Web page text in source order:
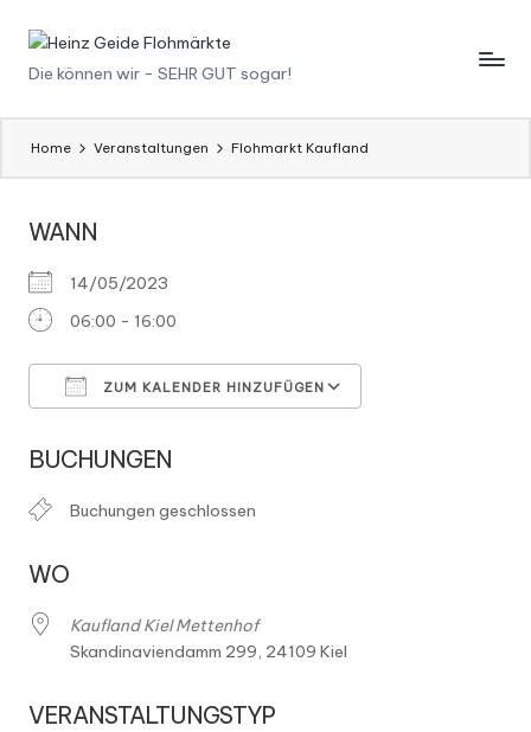
Skip
H
ei
n
G
ei
d
e
F
l
o
h
m
ä
k
Die können wir - SEHR GUT sogar!
Home Veranstaltungen Flohmarkt Kaufland
WANN
14/05/2023
06:00 - 16:00
ZUM KALENDER HINZUFÜGEN
BUCHUNGEN
Buchungen geschlossen
WO
Kaufland Kiel Mettenhof
Skandinaviendamm 299, 24109 Kiel
VERANSTALTUNGSTYP